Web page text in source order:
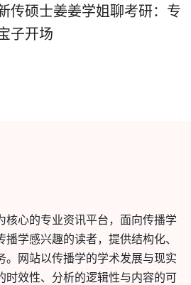
传硕士姜姜学姐聊考研：专
子开场
核心的专业资讯平台，面向传播学
学感兴趣的读者，提供结构化、
。网站以传播学的学术发展与现实
时效性、分析的逻辑性与内容的可